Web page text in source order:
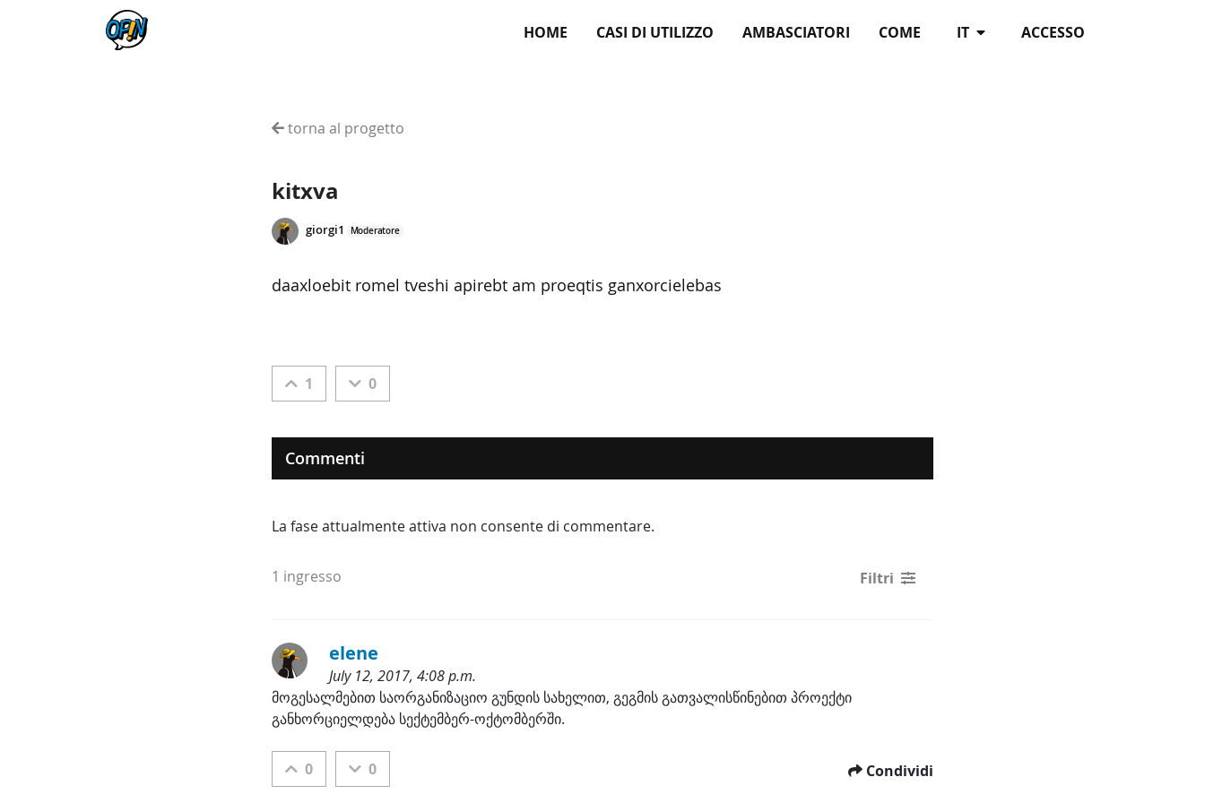
ACCESSO
IT
HOME CASI DI UTILIZZO AMBASCIATORI COME
torna al progetto
kitxva
giorgi1 Moderatore
daaxloebit romel tveshi apirebt am proeqtis ganxorcielebas
1 0
Commenti
La fase attualmente attiva non consente di commentare.
1 ingresso Filtri
elene
July 12, 2017, 4:08 p.m.
Categorie:
მოგესალმებით საორგანიზაციო გუნდის სახელით, გეგმის გათვალისწინებით პროექტი
განხორციელდება სექტემბერ-ოქტომბერში.
0 0 Condividi